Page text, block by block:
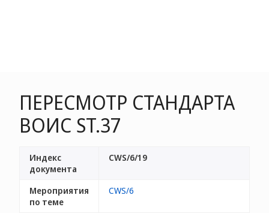
ПЕРЕСМОТР СТАНДАРТА
ВОИС ST.37
Индекс
документа
CWS/6/19
Мероприятия
по теме
CWS/6